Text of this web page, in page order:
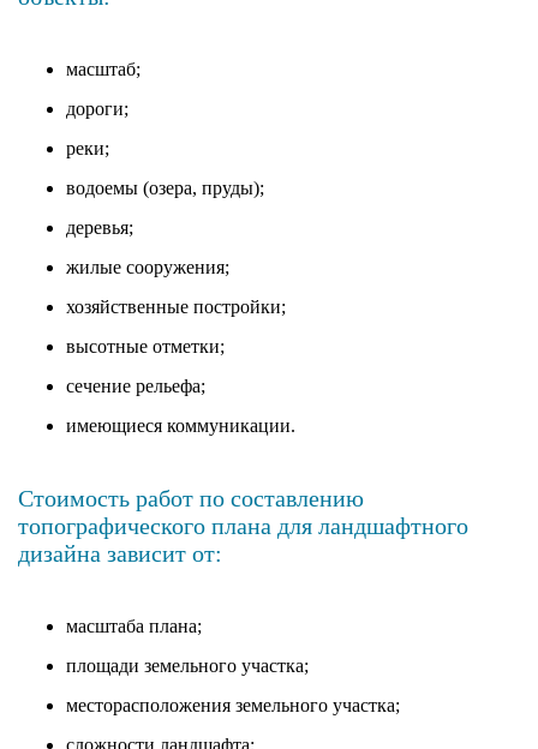
масштаб;
дороги;
реки;
водоемы (озера, пруды);
деревья;
жилые сооружения;
хозяйственные постройки;
высотные отметки;
сечение рельефа;
имеющиеся коммуникации.
Стоимость работ по составлению
топографического плана для ландшафтного
дизайна зависит от:
масштаба плана;
площади земельного участка;
месторасположения земельного участка;
сложности ландшафта;